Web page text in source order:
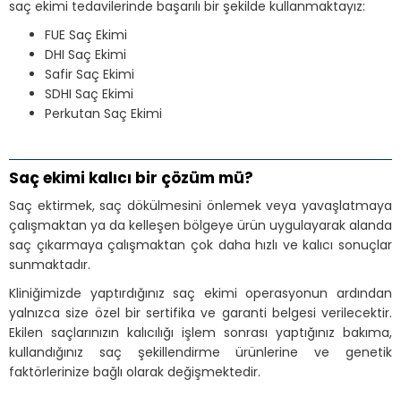
saç ekimi tedavilerinde başarılı bir şekilde kullanmaktayız:
FUE Saç Ekimi
DHI Saç Ekimi
Safir Saç Ekimi
SDHI Saç Ekimi
Perkutan Saç Ekimi
Saç ekimi kalıcı bir çözüm mü?
Saç ektirmek, saç dökülmesini önlemek veya yavaşlatmaya
çalışmaktan ya da kelleşen bölgeye ürün uygulayarak alanda
saç çıkarmaya çalışmaktan çok daha hızlı ve kalıcı sonuçlar
sunmaktadır.
Kliniğimizde yaptırdığınız saç ekimi operasyonun ardından
yalnızca size özel bir sertifika ve garanti belgesi verilecektir.
Ekilen saçlarınızın kalıcılığı işlem sonrası yaptığınız bakıma,
kullandığınız saç şekillendirme ürünlerine ve genetik
faktörlerinize bağlı olarak değişmektedir.